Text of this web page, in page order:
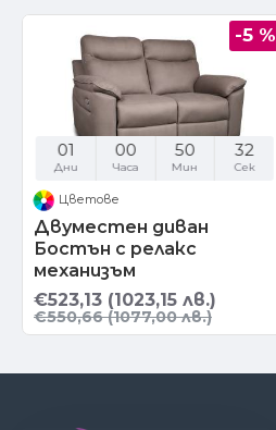
-5 %
01
Дни
00
Часа
50
Мин
31
Сек
Цветове
Двуместен диван
Бостън с релакс
механизъм
€523,13 (1023,15 лв.)
€550,66 (1077,00 лв.)